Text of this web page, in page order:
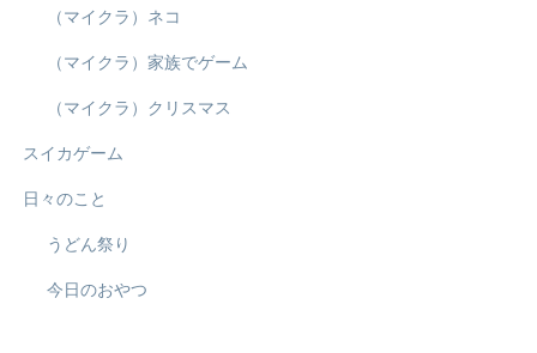
（マイクラ）ネコ
（マイクラ）家族でゲーム
（マイクラ）クリスマス
スイカゲーム
日々のこと
うどん祭り
今日のおやつ